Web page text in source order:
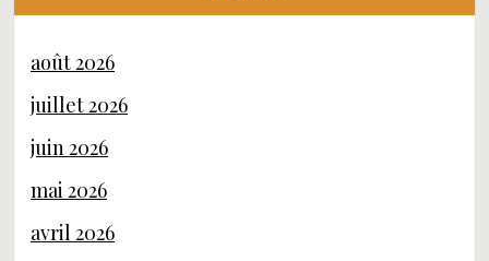
août 2026
juillet 2026
juin 2026
mai 2026
avril 2026